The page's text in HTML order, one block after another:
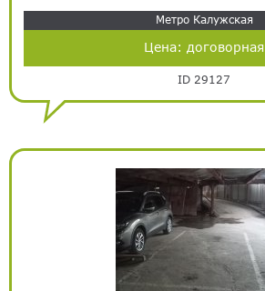
Метро Калужская
Цена: договорная
ID 29127